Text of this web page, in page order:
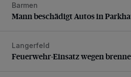
Mann beschädigt Autos in
Barmen
Mann beschädigt Autos in
Feuerwehr-Einsatz wegen
Langerfeld
Feuerwehr-Einsatz wegen